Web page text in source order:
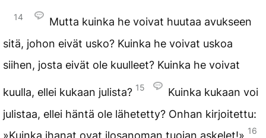
14
Mutta kuinka he voivat huutaa avukseen
sitä, johon eivät usko? Kuinka he voivat uskoa
siihen, josta eivät ole kuulleet? Kuinka he voivat
kuulla, ellei kukaan julista? 15
Kuinka kukaan voi
julistaa, ellei häntä ole lähetetty? Onhan kirjoitettu:
»Kuinka ihanat ovat ilosanoman tuojan askelet!» 16